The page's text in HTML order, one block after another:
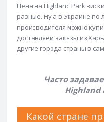
Подарочный набор
Виски Jameson
Виски
Виски John Barr
Виски Kavalan
Виски Kilchoman
Виски Kininvie
Виски
Цена на Highland Park
разные. Ну а в Украине по
производителя можно
доставляем заказы из
другие города страны в
Часто
Highland
Какой стране